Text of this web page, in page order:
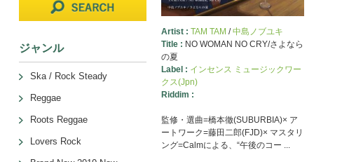
Artist :TAM TAM /中島ノブユキ
Title : NO WOMAN NO CRY/さよなら
の夏
Label : インセンス ミュージックワー
クス(Jpn)
Riddim :
監修・選曲=橋本徹(SUBURBIA)× ア
ートワーク=藤田二郎(FJD)× マスタリ
ング=Calmによる、“午後のコー ...
ジャンル
Ska / Rock Steady
Reggae
Roots Reggae
Lovers Rock